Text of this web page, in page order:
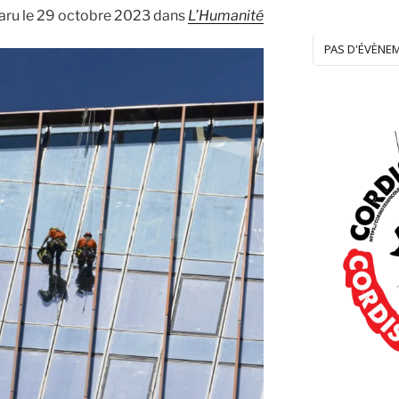
le 29 octobre 2023 dans L’Humanité
PAS